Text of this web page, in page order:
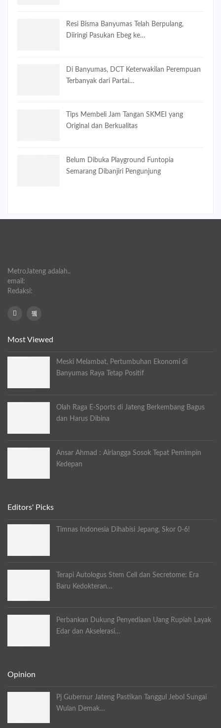
Resi Bisma Banyumas Telah Berpulang,
Diiringi Pasukan Ebeg ke…
Di Banyumas, DCT Keterwakilan Perempuan
Terbanyak dari Partai…
Tips Membeli Jam Tangan SKMEI yang
Original dan Berkualitas
Belum Dibuka Playground Funtopia
Semarang Dibanjiri Pengunjung
MetroJateng adalah..
email:
Redaksi:
Most Viewed
Meski Melambat, Pertumbuhan Ekonomi di
Banyumas Raya Tetap Positif
Olah Raga E-Sports di Jateng Berkembang Bagus
dan Harus Dibina
Ansar Ahmad : Airlangga Sosok Tepat Pemimpin
Kedepan
Editors' Picks
Timnas Indonesia Dihabisi Jepang, Skor 0-6!
Terapi Autologus Stem Cell dan Secretome: Era
Baru Kedokteran…
Perbankan Dukung Penyediaan Uang Rupiah Layak
Edar dan Akselerasi…
Opinion
Pj Gubernur Jateng Pastikan Tanggul Jebol Sungai
Wulan Demak…